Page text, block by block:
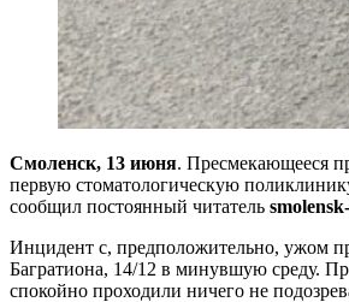
Смоленск, 13 июня. Пресмекающееся
первую стоматологическую
сообщил постоянный читатель
Инцидент с, предположительно, ужом
Багратиона, 14/12 в минувшую среду.
спокойно проходили ничего не